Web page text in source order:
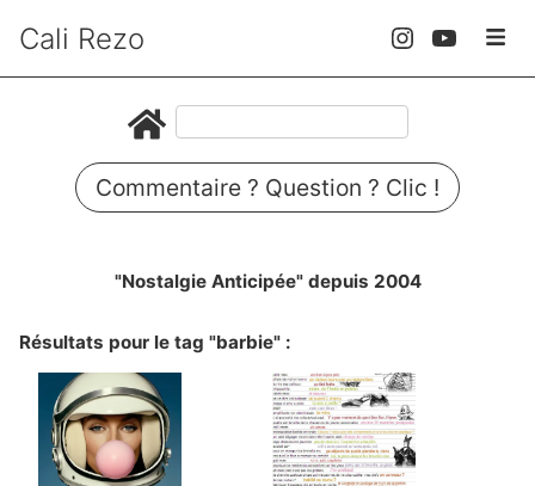
Cali Rezo
Commentaire ? Question ? Clic !
"Nostalgie Anticipée" depuis 2004
Résultats pour le tag "barbie" :